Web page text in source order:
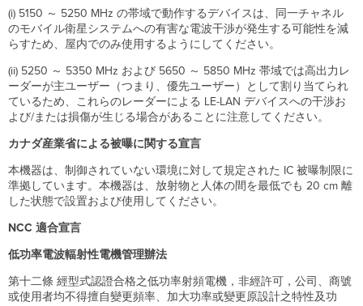
(i) 5150 ～ 5250 MHz の帯域で動作するデバイスは、同一チャネル
のモバイル衛星システムへの有害な電波干渉が発生する可能性を減
らすため、屋内でのみ使用するようにしてください。
(ii) 5250 ～ 5350 MHz および 5650 ～ 5850 MHz 帯域では高出力レ
ーダーが主ユーザー（つまり、優先ユーザー）として割り当てられ
ているため、これらのレーダーによる LE-LAN デバイスへの干渉お
よび/または損傷が生じる場合があることに注意してください。
カナダ産業省による被曝に関する宣言
本機器は、制御されていない環境に対して規定された IC 被曝制限に
準拠しています。本機器は、放射物と人体の間を最低でも 20 cm 離
した状態で設置および使用してください。
NCC 適合宣言
低功率電波輻射性電機管理辦法
第十二條 經型式認證合格之低功率射頻電機，非經許可，公司、商號
或使用者均不得擅自變更頻率、加大功率或變更原設計之特性及功